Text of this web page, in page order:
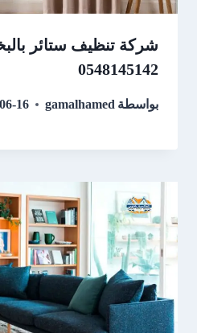
شركة تنظيف ستائر
0548145142
بواسطة gamalhamed
16